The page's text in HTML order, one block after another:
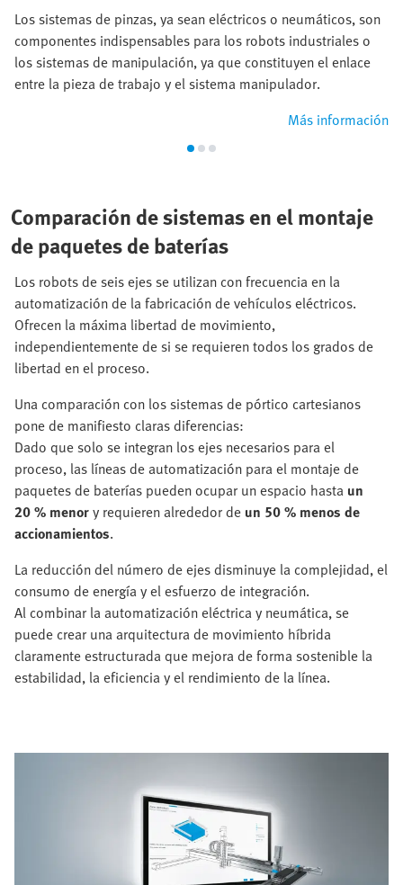
Los sistemas de pinzas, ya sean eléctricos o neumáticos, son
componentes indispensables para los robots industriales o
los sistemas de manipulación, ya que constituyen el enlace
entre la pieza de trabajo y el sistema manipulador.
Más información
Comparación de sistemas en el montaje
de paquetes de baterías
Los robots de seis ejes se utilizan con frecuencia en la
automatización de la fabricación de vehículos eléctricos.
Ofrecen la máxima libertad de movimiento,
independientemente de si se requieren todos los grados de
libertad en el proceso.
Una comparación con los sistemas de pórtico cartesianos
pone de manifiesto claras diferencias:
Dado que solo se integran los ejes necesarios para el
proceso, las líneas de automatización para el montaje de
paquetes de baterías pueden ocupar un espacio hasta un
20 % menory requieren alrededor de un 50 % menos de
accionamientos.
La reducción del número de ejes disminuye la complejidad, el
consumo de energía y el esfuerzo de integración.
Al combinar la automatización eléctrica y neumática, se
puede crear una arquitectura de movimiento híbrida
claramente estructurada que mejora de forma sostenible la
estabilidad, la eficiencia y el rendimiento de la línea.